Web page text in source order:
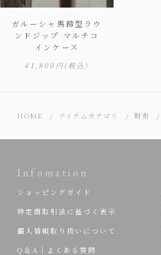
ガルーシャ馬蹄型ラウ
ンドジップ マルチコ
インケース
41,800円(税込)
HOME アイテムカテゴリ 財布
Infomation
ショッピングガイド
特定商取引法に基づく表示
個人情報取り扱いについて
Q＆A｜よくある質問